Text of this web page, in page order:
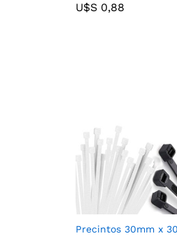
U$S 0,88
U$S 0,88
Precintos 30mm x